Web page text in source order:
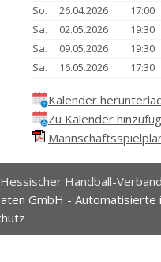
So.
26.04.2026
17:00
Sa.
02.05.2026
19:30
Sa.
09.05.2026
19:30
Sa.
16.05.2026 17:30
Kalender
Zu Kalender
Handball-
GmbH -